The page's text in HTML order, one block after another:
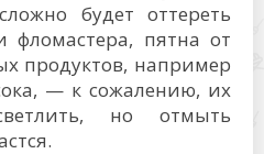
будет оттереть
пятна от
продуктов, например
— к сожалению, их
но отмыть